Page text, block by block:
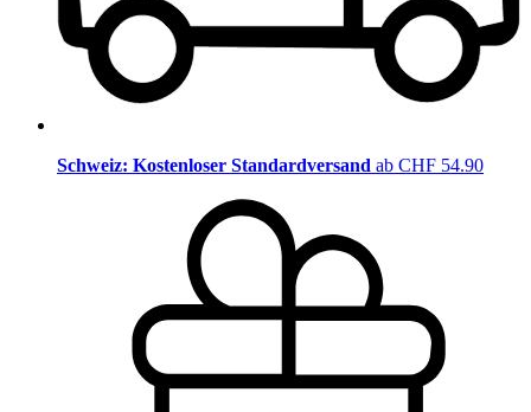
Schweiz: Kostenloser Standardversand ab CHF 54.90